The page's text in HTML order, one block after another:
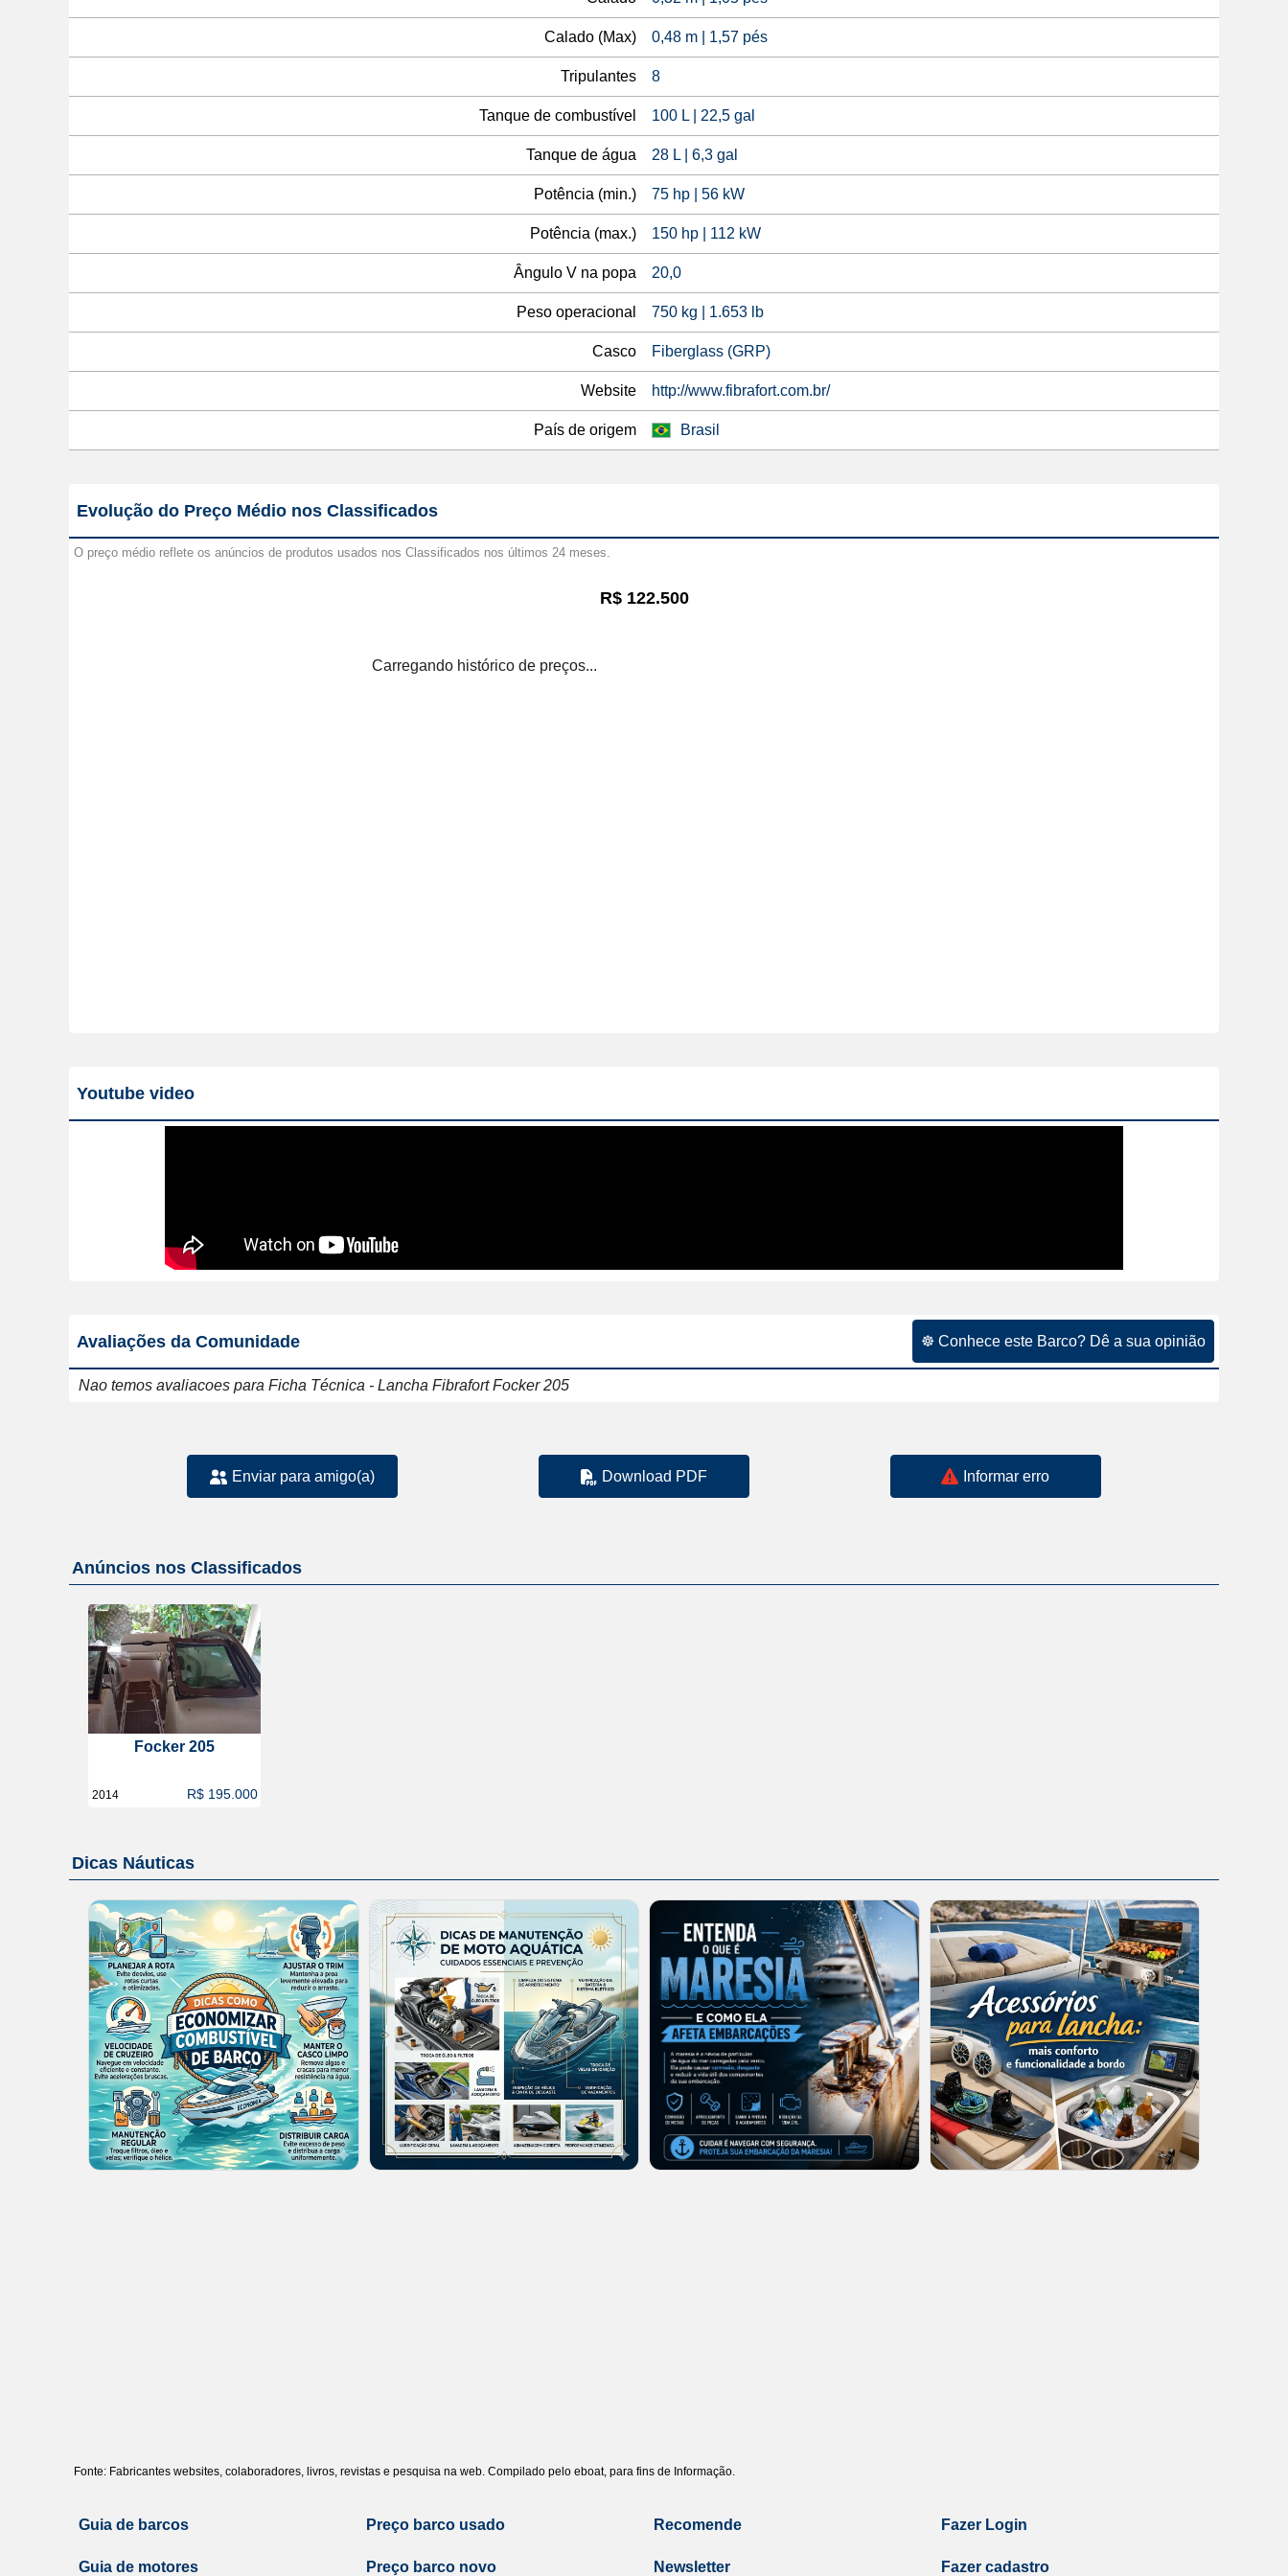
Calado (Max) 0,48 m | 1,57 pés
Tripulantes 8
Tanque de combustível 100 L | 22,5 gal
Tanque de água 28 L | 6,3 gal
Potência (min.) 75 hp | 56 kW
Potência (max.) 150 hp | 112 kW
Ângulo V na popa 20,0
Peso operacional 750 kg | 1.653 lb
Casco Fiberglass (GRP)
Website http://www.fibrafort.com.br/
País de origem Brasil
Evolução do Preço Médio nos Classificados
O preço médio reflete os anúncios de produtos usados nos Classificados nos últimos 24 meses.
R$ 122.500
Carregando histórico de preços...
Youtube video
Avaliações da Comunidade ☸ Conhece este Barco? Dê a sua opinião
Nao temos avaliacoes para Ficha Técnica - Lancha Fibrafort Focker 205
Enviar para amigo(a) Download PDF Informar erro
Anúncios nos Classificados
Focker 205
2014 R$ 195.000
Dicas Náuticas
Fonte: Fabricantes websites, colaboradores, livros, revistas e pesquisa na web. Compilado pelo eboat, para fins de Informação.
Guia de barcos
Guia de motores
Preço barco usado
Preço barco novo
Recomende
Newsletter
Fazer Login
Fazer cadastro